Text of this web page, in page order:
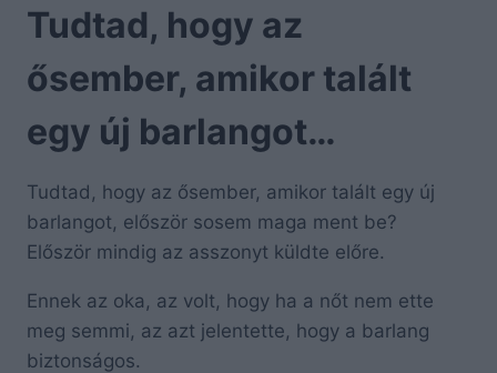
Tudtad, hogy az
ősember, amikor talált
egy új barlangot…
Tudtad, hogy az ősember, amikor talált egy új
barlangot, először sosem maga ment be?
Először mindig az asszonyt küldte előre.
Ennek az oka, az volt, hogy ha a nőt nem ette
meg semmi, az azt jelentette, hogy a barlang
biztonságos.